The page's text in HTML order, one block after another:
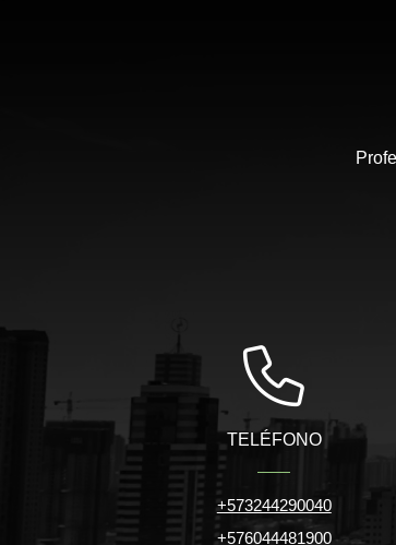
TELÉFONO
+573244290040
+576044481900